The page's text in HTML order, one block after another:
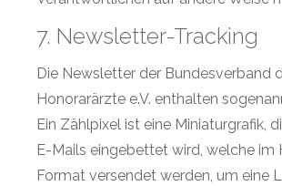
7. Newsletter-Tracking
Die Newsletter der Bundesverband
Honorarärzte e.V. enthalten
Ein Zählpixel ist eine Miniaturgrafik,
E-Mails eingebettet wird, welche im
Format versendet werden, um eine